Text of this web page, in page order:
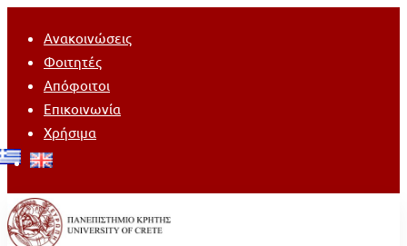
Ανακοινώσεις
Φοιτητές
Απόφοιτοι
Επικοινωνία
Χρήσιμα